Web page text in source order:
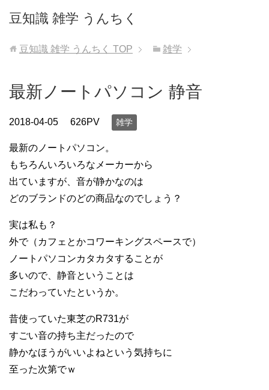
豆知識 雑学 うんちく
豆知識 雑学 うんちく TOP 雑学
最新ノートパソコン 静音
2018-04-05 626PV 雑学
最新のノートパソコン。
もちろんいろいろなメーカーから
出ていますが、音が静かなのは
どのブランドのどの商品なのでしょう？
実は私も？
外で（カフェとかコワーキングスペースで）
ノートパソコンカタカタすることが
多いので、静音ということは
こだわっていたというか。
昔使っていた東芝のR731が
すごい音の持ち主だったので
静かなほうがいいよねという気持ちに
至った次第でｗ